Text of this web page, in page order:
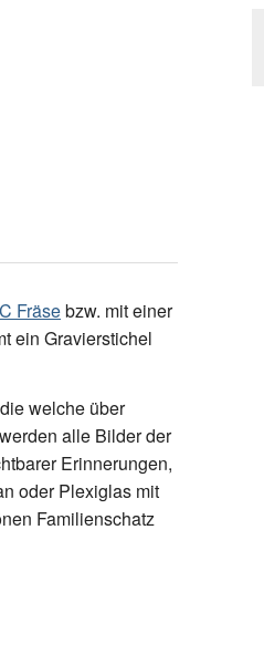
Fräsebzw. mit einer
ein Gravierstichel
welche über
alle Bilder der
Erinnerungen,
oder Plexiglas mit
Familienschatz